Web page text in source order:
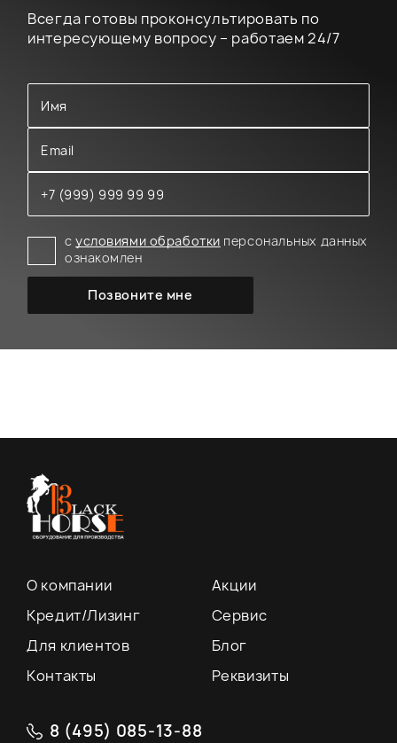
Всегда готовы проконсультировать по
интересующему вопросу – работаем 24/7
сусловиями обработки персональных данных
ознакомлен
О компании
Акции
Кредит/Лизинг
Сервис
Для клиентов
Блог
Контакты
Реквизиты
8 (495) 085-13-88